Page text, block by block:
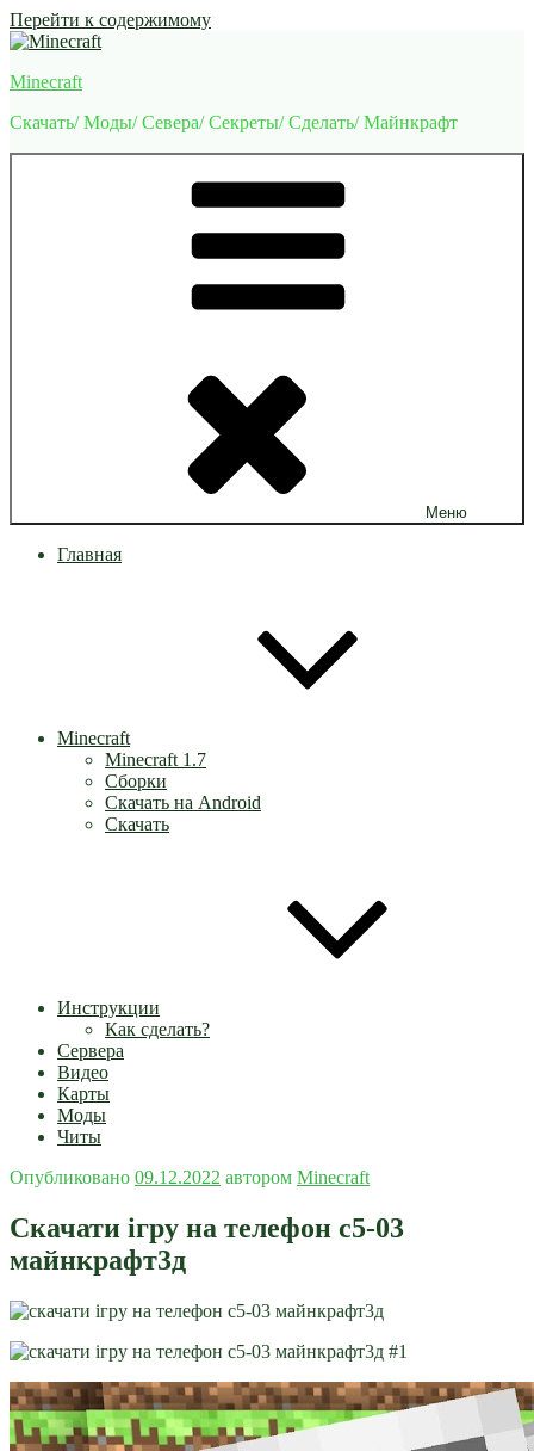
Перейти к содержимому
Minecraft
Скачать/ Моды/ Севера/ Секреты/ Сделать/ Майнкрафт
Меню
Главная
Minecraft
Minecraft 1.7
Сборки
Скачать на Android
Скачать
Инструкции
Как сделать?
Сервера
Видео
Карты
Моды
Читы
Опубликовано 09.12.2022 автором Minecraft
Скачати ігру на телефон с5-03
майнкрафт3д